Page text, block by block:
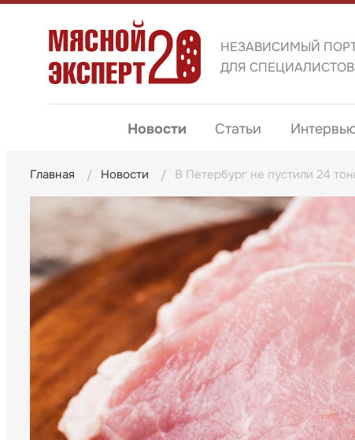
НЕЗАВИСИМЫЙ
ДЛЯ
Новости Статьи
Главная Новости В Петербург не пустили 24